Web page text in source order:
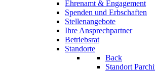
Ehrenamt & Engagement
Spenden und Erbschaften
Stellenangebote
Ihre Ansprechpartner
Betriebsrat
Standorte
Back
Standort